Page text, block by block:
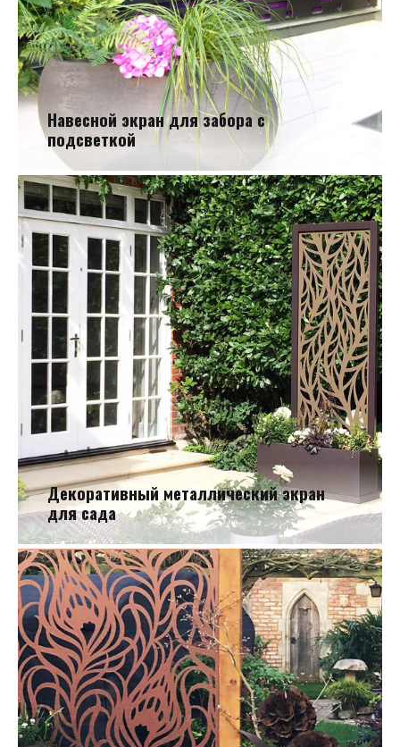
Навесной экран для забора с подсветкой
Навесной экран для забора с
подсветкой
Декоративный металлический экран для сада
Декоративный металлический экран
для сада